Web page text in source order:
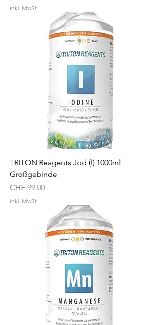
inkl. MwSt
TRITON Reagents Jod (I) 1000ml
Großgebinde
Preis
CHF 99.00
inkl. MwSt